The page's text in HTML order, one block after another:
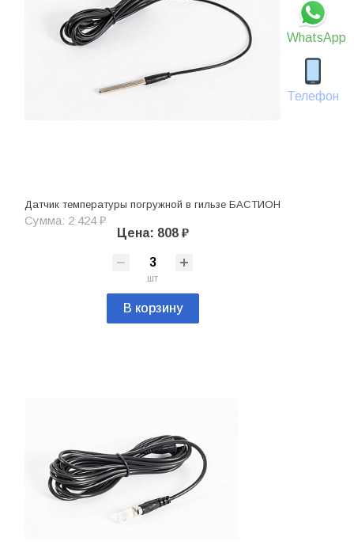
WhatsApp
Телефон
Датчик температуры погружной в гильзе БАСТИОН
Сумма: 2 424 ₽
Цена: 808 ₽
шт
В корзину